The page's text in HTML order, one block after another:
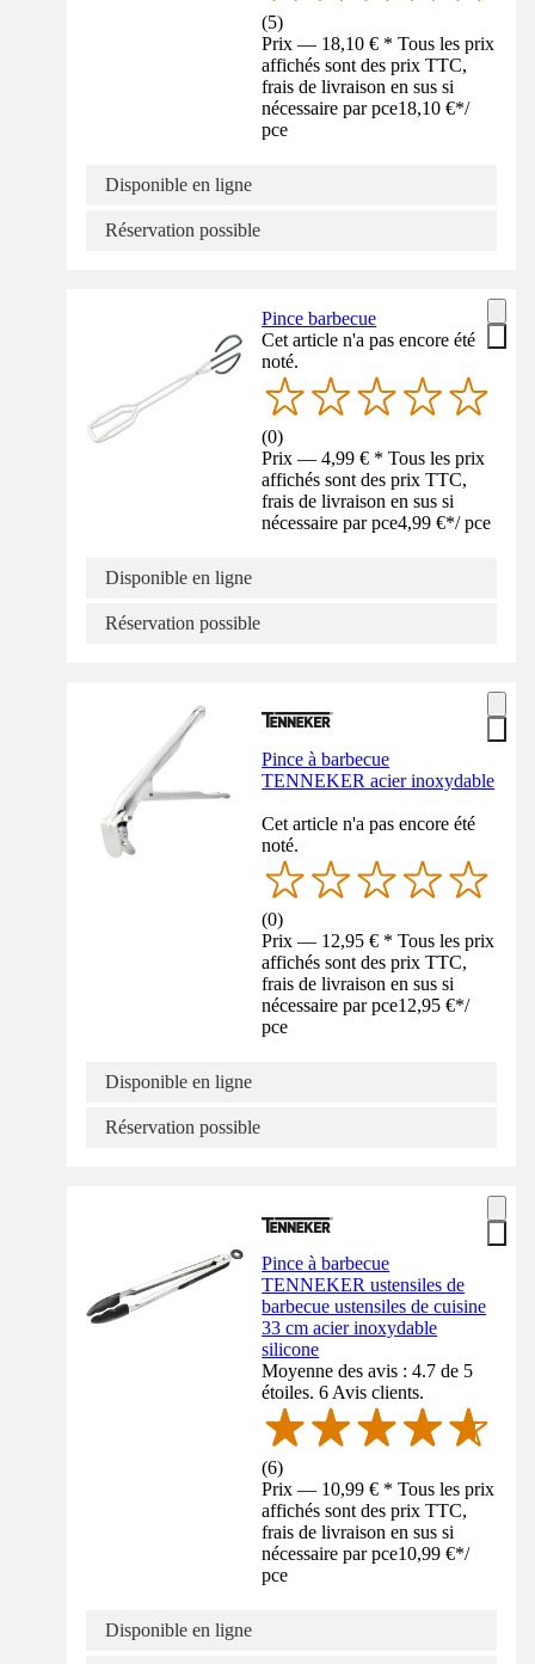
(5)
Prix — 18,10 € * Tous les prix
affichés sont des prix TTC,
frais de livraison en sus si
nécessaire par pce18,10 €*/
pce
Disponible en ligne
Réservation possible
Pince barbecue
Cet article n'a pas encore été
noté.
(0)
Prix — 4,99 € * Tous les prix
affichés sont des prix TTC,
frais de livraison en sus si
nécessaire par pce4,99 €*/ pce
Disponible en ligne
Réservation possible
Pince à barbecue
TENNEKER acier inoxydable
Cet article n'a pas encore été
noté.
(0)
Prix — 12,95 € * Tous les prix
affichés sont des prix TTC,
frais de livraison en sus si
nécessaire par pce12,95 €*/
pce
Disponible en ligne
Réservation possible
Pince à barbecue
TENNEKER ustensiles de
barbecue ustensiles de cuisine
33 cm acier inoxydable
silicone
Moyenne des avis : 4.7 de 5
étoiles. 6 Avis clients.
(6)
Prix — 10,99 € * Tous les prix
affichés sont des prix TTC,
frais de livraison en sus si
nécessaire par pce10,99 €*/
pce
Disponible en ligne